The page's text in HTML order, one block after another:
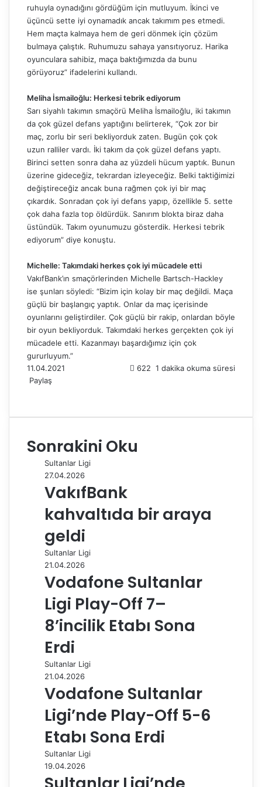
ruhuyla oynadığını gördüğüm için mutluyum. İkinci ve
üçüncü sette iyi oynamadık ancak takımım pes etmedi.
Hem maçta kalmaya hem de geri dönmek için çözüm
bulmaya çalıştık. Ruhumuzu sahaya yansıtıyoruz. Harika
oyunculara sahibiz, maça baktığımızda da bunu
görüyoruz” ifadelerini kullandı.
Meliha İsmailoğlu: Herkesi tebrik ediyorum
Sarı siyahlı takımın smaçörü Meliha İsmailoğlu, iki takımın
da çok güzel defans yaptığını belirterek, “Çok zor bir
maç, zorlu bir seri bekliyorduk zaten. Bugün çok çok
uzun ralliler vardı. İki takım da çok güzel defans yaptı.
Birinci setten sonra daha az yüzdeli hücum yaptık. Bunun
üzerine gideceğiz, tekrardan izleyeceğiz. Belki taktiğimizi
değiştireceğiz ancak buna rağmen çok iyi bir maç
çıkardık. Sonradan çok iyi defans yapıp, özellikle 5. sette
çok daha fazla top öldürdük. Sanırım blokta biraz daha
üstündük. Takım oyunumuzu gösterdik. Herkesi tebrik
ediyorum” diye konuştu.
Michelle: Takımdaki herkes çok iyi mücadele etti
VakıfBank’ın smaçörlerinden Michelle Bartsch-Hackley
ise şunları söyledi: “Bizim için kolay bir maç değildi. Maça
güçlü bir başlangıç yaptık. Onlar da maç içerisinde
oyunlarını geliştirdiler. Çok güçlü bir rakip, onlardan böyle
bir oyun bekliyorduk. Takımdaki herkes gerçekten çok iyi
mücadele etti. Kazanmayı başardığımız için çok
gururluyum.”
11.04.2021
622 1 dakika okuma süresi
Paylaş
c
b
o
n
e
d
m
r
n
e
r
d
i
t
a
s
A
p
p
l
g
r
a
m
P
s
t
a
i
l
p
y
l
a
z
ı
r
Sonrakini Oku
Sultanlar Ligi
27.04.2026
VakıfBank
kahvaltıda bir araya
geldi
Sultanlar Ligi
21.04.2026
Vodafone Sultanlar
Ligi Play-Off 7–
8’incilik Etabı Sona
Erdi
Sultanlar Ligi
21.04.2026
Vodafone Sultanlar
Ligi’nde Play-Off 5-6
Etabı Sona Erdi
Sultanlar Ligi
19.04.2026